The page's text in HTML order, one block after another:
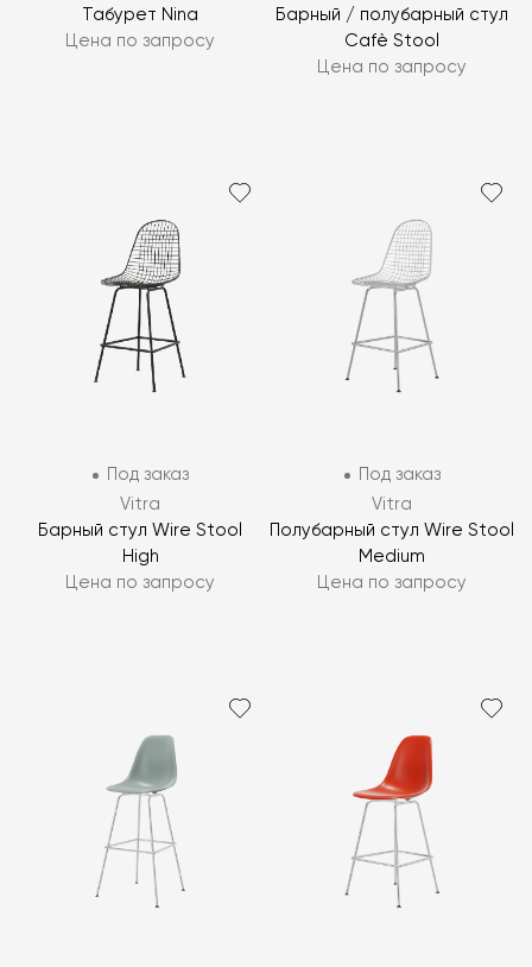
Табурет Nina
Цена по запросу
Барный / полубарный стул
Cafè Stool
Цена по запросу
Под заказ
Vitra
Барный стул Wire Stool
High
Цена по запросу
Под заказ
Vitra
Полубарный стул Wire Stool
Medium
Цена по запросу